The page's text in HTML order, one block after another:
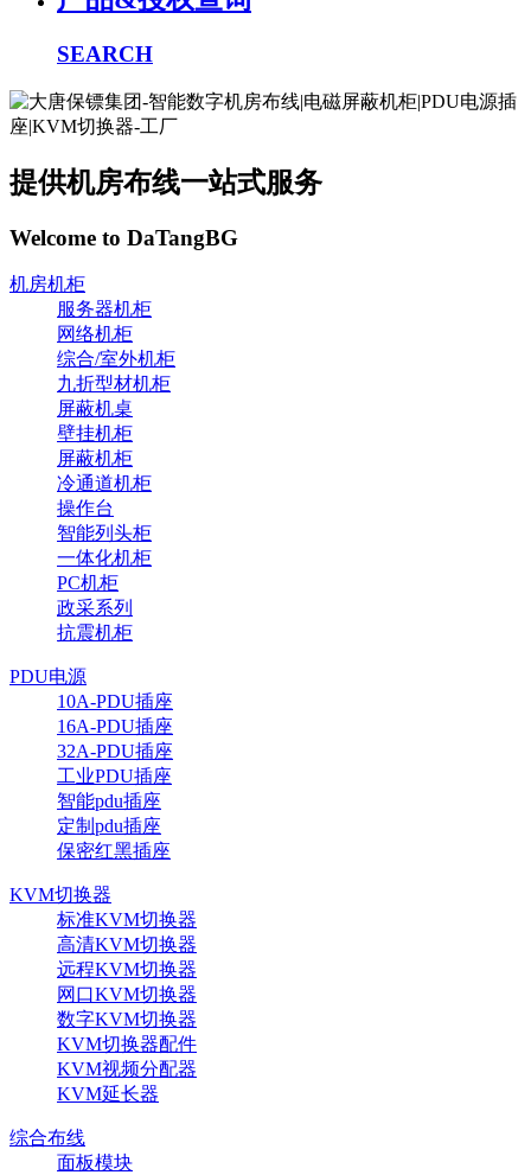
SEARCH
提供机房布线一站式服务
Welcome to DaTangBG
机房机柜
服务器机柜
网络机柜
综合/室外机柜
九折型材机柜
屏蔽机桌
壁挂机柜
屏蔽机柜
冷通道机柜
操作台
智能列头柜
一体化机柜
PC机柜
政采系列
抗震机柜
PDU电源
10A-PDU插座
16A-PDU插座
32A-PDU插座
工业PDU插座
智能pdu插座
定制pdu插座
保密红黑插座
KVM切换器
标准KVM切换器
高清KVM切换器
远程KVM切换器
网口KVM切换器
数字KVM切换器
KVM切换器配件
KVM视频分配器
KVM延长器
综合布线
面板模块